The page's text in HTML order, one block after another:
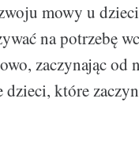
mowy u
na potrzebę
zaczynając od
dzieci, które